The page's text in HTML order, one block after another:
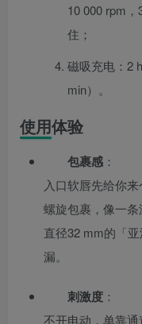
10 000 rpm
住；
磁吸充电：2
min）。
使用体验
包裹感 ：
入口软唇先给你
螺旋包裹，像一
直径32 mm的「
漏。
刺激度 ：
不开电动，单靠